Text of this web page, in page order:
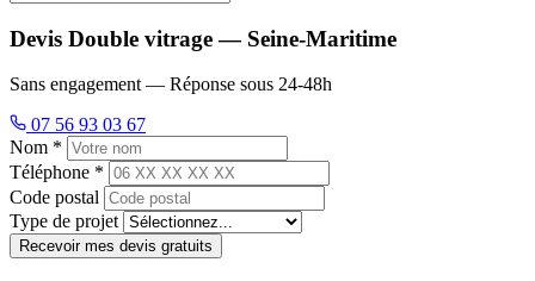
Devis Double vitrage — Seine-Maritime
Sans engagement — Réponse sous 24-48h
07 56 93 03 67
Nom *
Téléphone *
Code postal
Type de projet
Recevoir mes devis gratuits